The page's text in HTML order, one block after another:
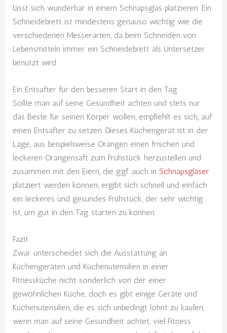
lässt sich wunderbar in einem Schnapsglas platzieren. Ein
Schneidebrett ist mindestens genauso wichtig wie die
verschiedenen Messerarten, da beim Schneiden von
Lebensmitteln immer ein Schneidebrett als Untersetzer
benutzt wird.
Ein Entsafter für den besseren Start in den Tag
Sollte man auf seine Gesundheit achten und stets nur
das Beste für seinen Körper wollen, empfiehlt es sich, auf
einen Entsafter zu setzen. Dieses Küchengerät ist in der
Lage, aus beispielsweise Orangen einen frischen und
leckeren Orangensaft zum Frühstück herzustellen und
zusammen mit den Eiern, die ggf. auch inSchnapsgläser
platziert werden können, ergibt sich schnell und einfach
ein leckeres und gesundes Frühstück, der sehr wichtig
ist, um gut in den Tag starten zu können.
Fazit
Zwar unterscheidet sich die Ausstattung an
Küchengeräten und Küchenutensilien in einer
Fitnessküche nicht sonderlich von der einer
gewöhnlichen Küche, doch es gibt einige Geräte und
Küchenutensilien, die es sich unbedingt lohnt zu kaufen,
wenn man auf seine Gesundheit achtet, viel Fitness